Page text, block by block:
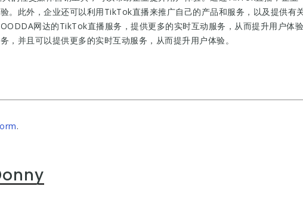
。此外，企业还可以利用TikTok直播来推广自己的产品和服务，以及提供有
网达的TikTok直播服务，提供更多的实时互动服务，从而提升用户体
，并且可以提供更多的实时互动服务，从而提升用户体验。
.